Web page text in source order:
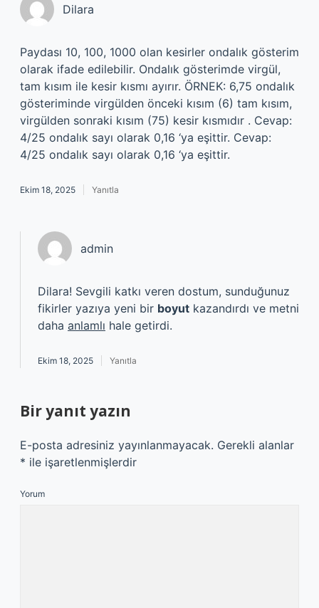
Dilara
Paydası 10, 100, 1000 olan kesirler ondalık gösterim
olarak ifade edilebilir. Ondalık gösterimde virgül,
tam kısım ile kesir kısmı ayırır. ÖRNEK: 6,75 ondalık
gösteriminde virgülden önceki kısım (6) tam kısım,
virgülden sonraki kısım (75) kesir kısmıdır . Cevap:
4/25 ondalık sayı olarak 0,16 ‘ya eşittir. Cevap:
4/25 ondalık sayı olarak 0,16 ‘ya eşittir.
Ekim 18, 2025 Yanıtla
admin
Dilara! Sevgili katkı veren dostum, sunduğunuz
fikirler yazıya yeni bir boyut kazandırdı ve metni
daha anlamlı hale getirdi.
Ekim 18, 2025 Yanıtla
Bir yanıt yazın
E-posta adresiniz yayınlanmayacak. Gerekli alanlar
* ile işaretlenmişlerdir
Yorum